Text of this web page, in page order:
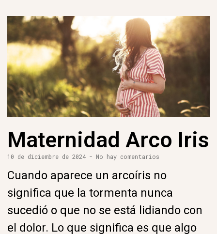
Maternidad Arco Iris
10 de diciembre de 2024 No hay comentarios
Cuando aparece un arcoíris no
significa que la tormenta nunca
sucedió o que no se está lidiando con
el dolor. Lo que significa es que algo